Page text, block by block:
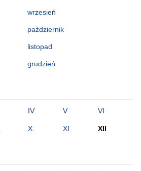
wrzesień
październik
listopad
grudzień
IV V VI
X XI XII